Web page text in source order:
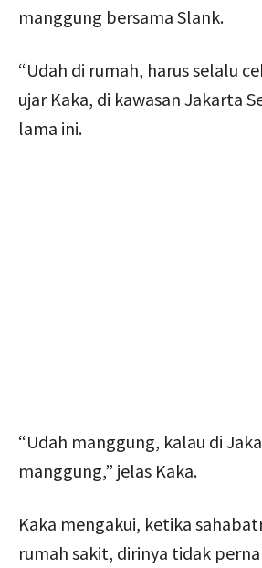
manggung bersama Slank.
“Udah di rumah, harus selalu
ujar Kaka, di kawasan Jakarta
lama ini.
“Udah manggung, kalau di
manggung,” jelas Kaka.
Kaka mengakui, ketika
rumah sakit, dirinya tidak